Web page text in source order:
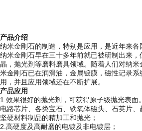
产品介绍
纳米金刚石的制造，特别是应用，是近年来各
纳米金刚石早在三十多年前就已被研制出来
晶，抛光剂等磨料磨具领域。随着人们对纳
米金刚石已在润滑油，金属镀膜，磁性记录
用，并且应用领域还在不断扩展。
产品应用
1.效果很好的抛光剂，可获得原子级抛光表面
电路芯片、各类宝石、铁氧体磁头、石英片
坚硬材料制品的精加工和抛光；
2.高硬度及高耐磨的电镀及非电镀层；